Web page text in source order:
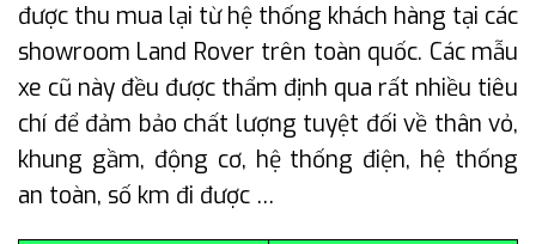
được thu mua lại từ hệ thống khách hàng tại các
showroom Land Rover trên toàn quốc. Các mẫu
xe cũ này đều được thẩm định qua rất nhiều tiêu
chí để đảm bảo chất lượng tuyệt đối về thân vỏ,
khung gầm, động cơ, hệ thống điện, hệ thống
an toàn, số km đi được …